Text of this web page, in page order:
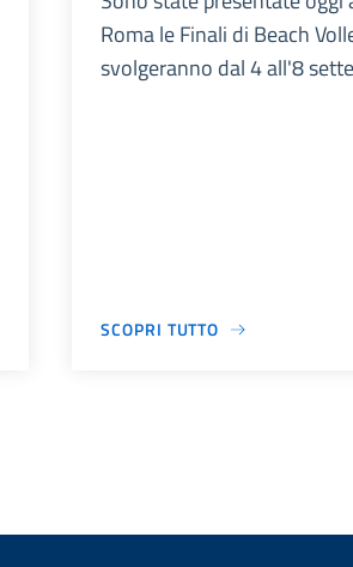
Roma le Finali di Beach
svolgeranno dal 4 all'8
SCOPRI TUTTO